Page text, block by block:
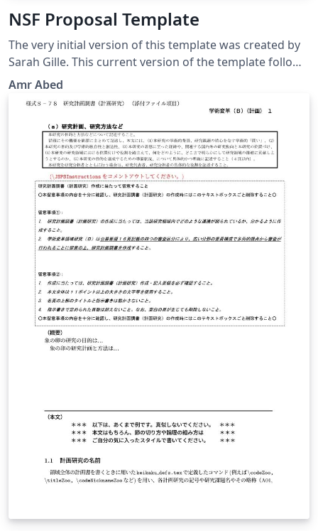
NSF Proposal Template
The very initial version of this template was created by
Sarah Gille. This current version of the template follows
the guidelines in NSF GPG 15-1. It is your responsibility
current NSF GPG and your program solicitation. Good
Amr Abed